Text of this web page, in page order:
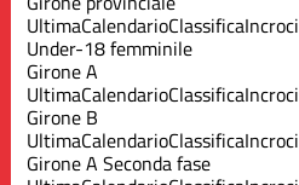
UltimaCalendarioClassificaIncroci
Under-18 femminile
Girone A
UltimaCalendarioClassificaIncroci
Girone B
UltimaCalendarioClassificaIncroci
Girone A Seconda fase